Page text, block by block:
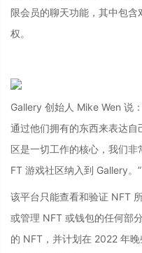
限会员的聊天功能，其中包
权。
Gallery 创始人 Mike Wen 说
通过他们拥有的东西来表达
区是一切工作的核心，我们
FT 游戏社区纳入到 Gallery。”
该平台只能查看和验证 NFT
或管理 NFT 或钱包的任何部
的 NFT，并计划在 2022 年